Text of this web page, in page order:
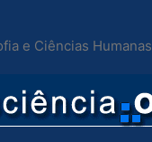
e Ciências Humanas